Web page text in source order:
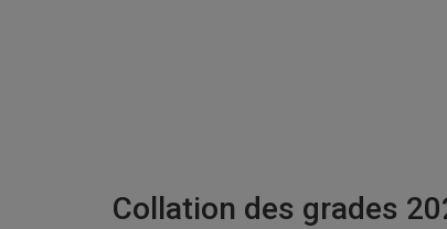
Collation des grades